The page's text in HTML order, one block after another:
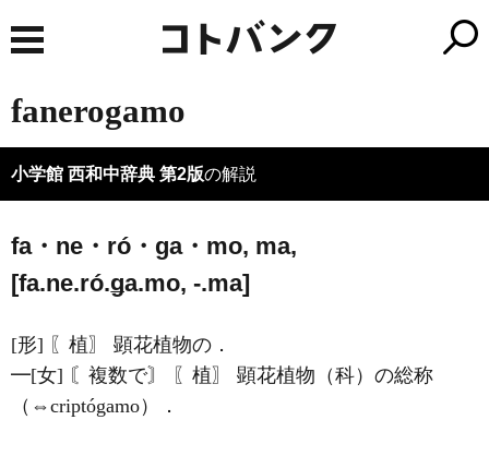
fanerogamo
小学館 西和中辞典 第2版の解説
fa・ne・ró・ga・mo, ma,
[fa.ne.ró.ǥa.mo, -.ma]
[形] 〖植〗 顕花植物の．
━[女] 〘複数で〙 〖植〗 顕花植物（科）の総称
（⇔criptógamo）．